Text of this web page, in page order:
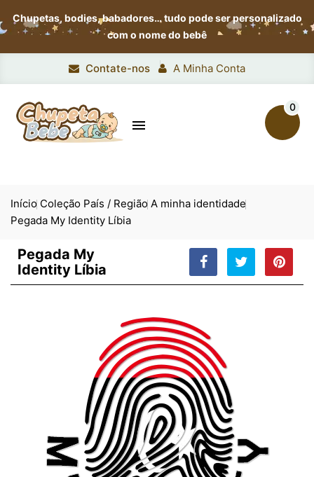
Chupetas, bodies, babadores…tudo pode ser personalizado
com o nome do bebê
Contate-nos A Minha Conta

0
Início Coleção País / Região A minha identidade
Pegada My Identity Líbia
Pegada My
Identity Líbia